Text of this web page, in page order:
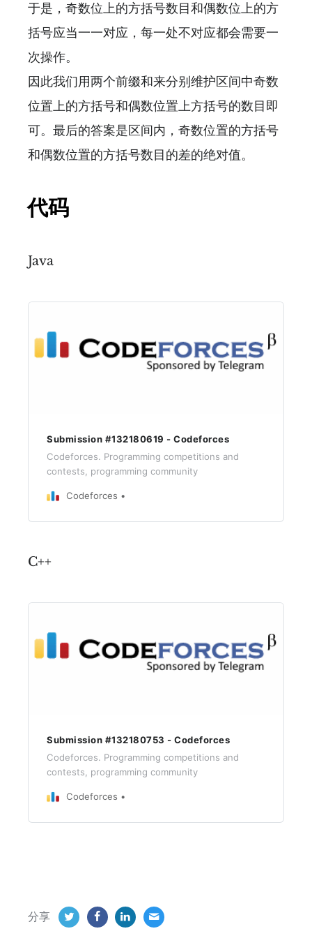
于是，奇数位上的方括号数目和偶数位上的方
括号应当一一对应，每一处不对应都会需要一
次操作。
因此我们用两个前缀和来分别维护区间中奇数
位置上的方括号和偶数位置上方括号的数目即
可。最后的答案是区间内，奇数位置的方括号
和偶数位置的方括号数目的差的绝对值。
代码
Java
Submission #132180619 - Codeforces
Codeforces. Programming competitions and
contests, programming community
Codeforces
C++
Submission #132180753 - Codeforces
Codeforces. Programming competitions and
contests, programming community
Codeforces
分享